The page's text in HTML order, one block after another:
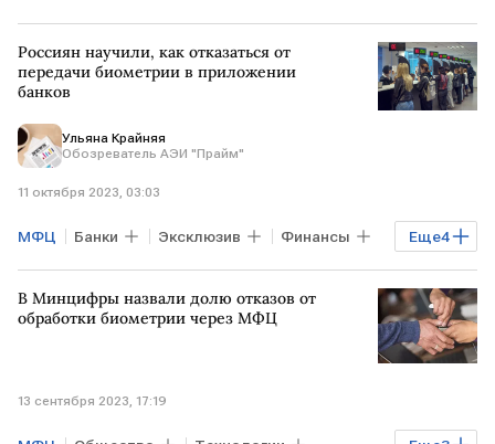
Россиян научили, как отказаться от
передачи биометрии в приложении
банков
Ульяна Крайняя
Обозреватель АЭИ "Прайм"
11 октября 2023, 03:03
Еще4
МФЦ Банки Эксклюзив Финансы
юрист биометрия
персональные данные ЕБС
В Минцифры назвали долю отказов от
обработки биометрии через МФЦ
13 сентября 2023, 17:19